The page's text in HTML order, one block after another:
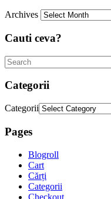
Archives
Cauti ceva?
Categorii
Categorii
Pages
Blogroll
Cart
Cărți
Categorii
Checkout